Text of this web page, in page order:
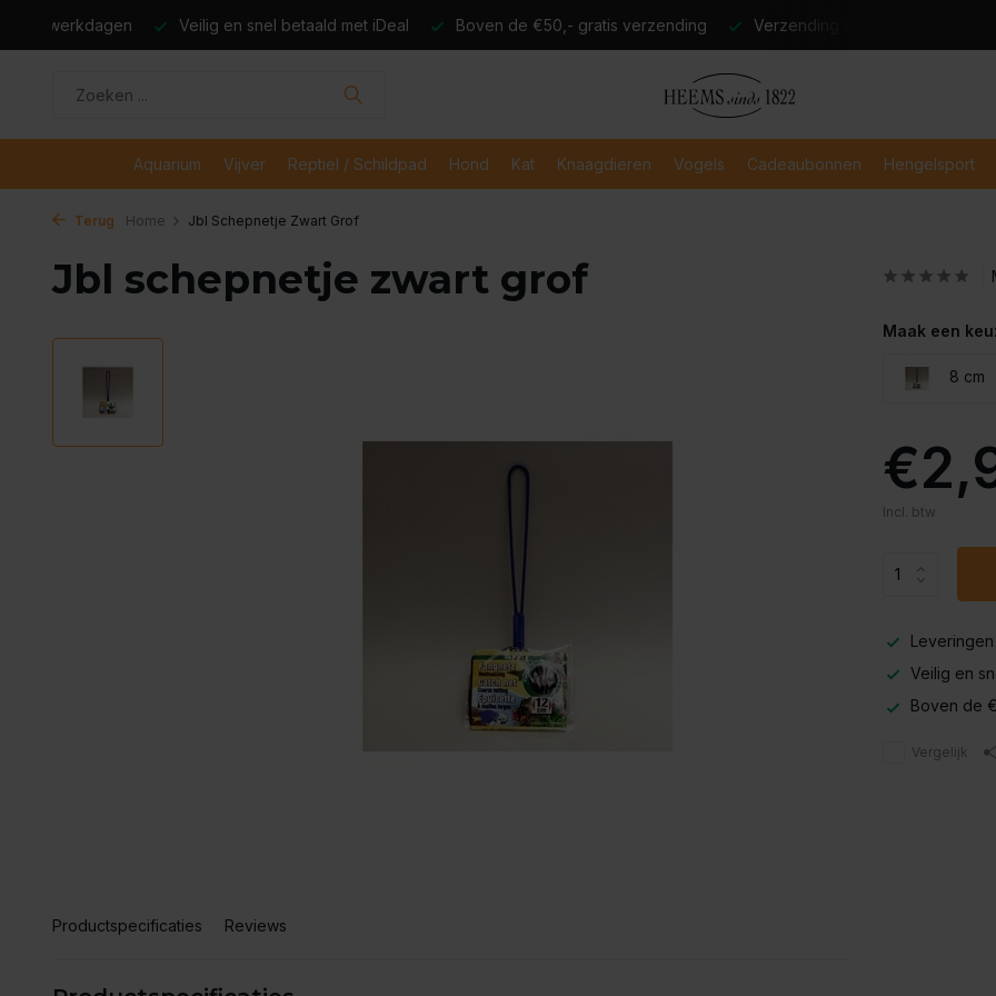
Veilig en snel betaald met iDeal Boven de €50,- gratis verzending Verzending binnen 2-3 werkdagen
Aquarium Vijver Reptiel / Schildpad Hond Kat Knaagdieren Vogels Cadeaubonnen Hengelsport
Terug Home Jbl Schepnetje Zwart Grof
Jbl schepnetje zwart grof
Productspecificaties Reviews
Maak een
8 cm
Incl. btw
Veilig en
Boven de
Vergelijk